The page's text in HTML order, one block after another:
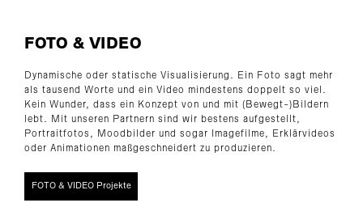
FOTO & VIDEO
Dynamische oder statische Visualisierung. Ein Foto sagt mehr
als tausend Worte und ein Video mindestens doppelt so viel.
Kein Wunder, dass ein Konzept von und mit (Bewegt-)Bildern
lebt. Mit unseren Partnern sind wir bestens aufgestellt,
Portraitfotos, Moodbilder und sogar Imagefilme, Erklärvideos
oder Animationen maßgeschneidert zu produzieren.
FOTO & VIDEO Projekte